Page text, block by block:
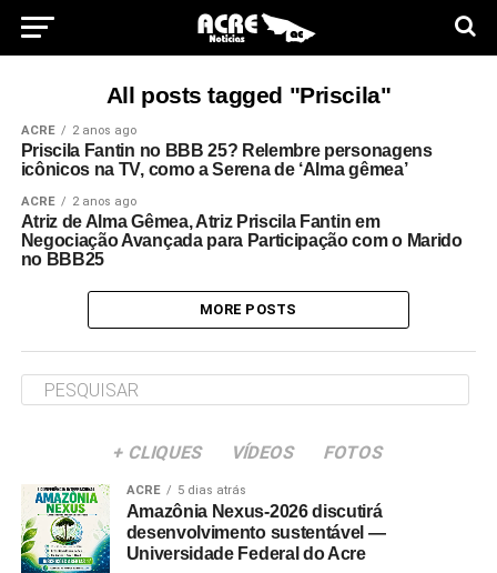
All posts tagged "Priscila"
ACRE 2 anos ago
Priscila Fantin no BBB 25? Relembre personagens
icônicos na TV, como a Serena de ‘Alma gêmea’
ACRE 2 anos ago
Atriz de Alma Gêmea, Atriz Priscila Fantin em
Negociação Avançada para Participação com o Marido
no BBB25
MORE POSTS
+ CLIQUES VÍDEOS FOTOS
ACRE 5 dias atrás
Amazônia Nexus-2026 discutirá
desenvolvimento sustentável —
Universidade Federal do Acre